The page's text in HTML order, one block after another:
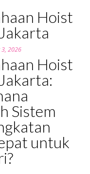
Hoist
3, 2026
Hoist
Sistem
untuk